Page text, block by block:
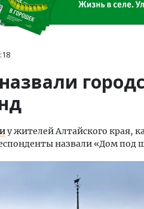
у жителей Алтайского края,
назвали «Дом под